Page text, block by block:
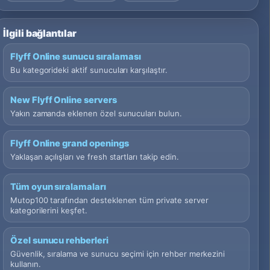
İlgili bağlantılar
Flyff Online sunucu sıralaması
Bu kategorideki aktif sunucuları karşılaştır.
New Flyff Online servers
Yakın zamanda eklenen özel sunucuları bulun.
Flyff Online grand openings
Yaklaşan açılışları ve fresh startları takip edin.
Tüm oyun sıralamaları
Mutop100 tarafından desteklenen tüm private server
kategorilerini keşfet.
Özel sunucu rehberleri
Güvenlik, sıralama ve sunucu seçimi için rehber merkezini
kullanın.